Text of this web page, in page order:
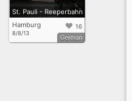
St. Pauli - Reeperbahn
16
Hamburg
8/8/13
German